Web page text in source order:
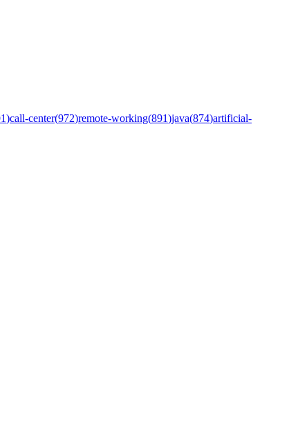
)call-center(972)remote-working(891)java(874)artificial-